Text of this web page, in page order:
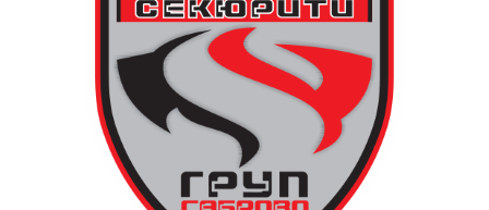
13 АВГУСТ (четвъртък)
19:00ч Групова тренировка с Йоанна Петрова от
или шалте! За повече информация тел. 0887907075.